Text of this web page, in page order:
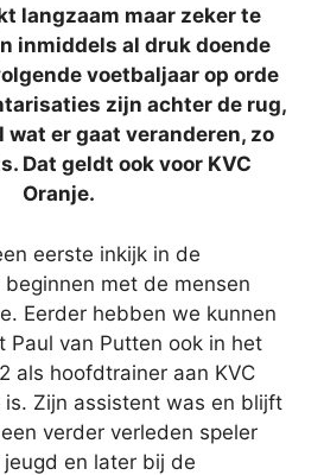
langzaam maar zeker te
inmiddels al druk doende
voetbaljaar op orde
zijn achter de rug,
wat er gaat veranderen, zo
Dat geldt ook voor KVC
Oranje.
eerste inkijk in de
met de mensen
Eerder hebben we kunnen
Paul van Putten ook in het
als hoofdtrainer aan KVC
is. Zijn assistent was en blijft
verder verleden speler
en later bij de